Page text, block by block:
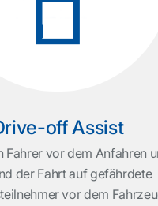
off Assist
Fahrer vor dem Anfahren
der Fahrt auf gefährdete
vor dem